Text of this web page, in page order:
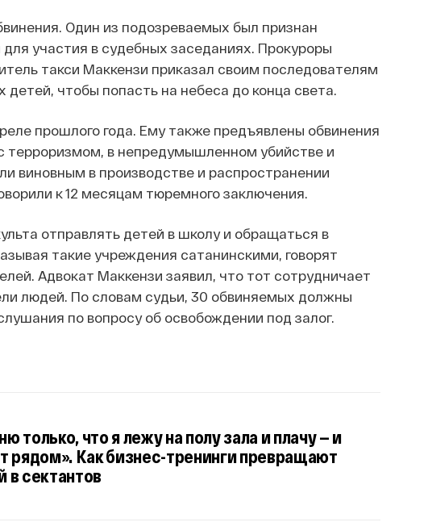
Один из подозреваемых был признан
участия в судебных заседаниях. Прокуроры
такси Маккензи приказал своим последователям
детей, чтобы попасть на небеса до конца света.
прошлого года. Ему также предъявлены обвинения
терроризмом, в непредумышленном убийстве и
виновным в производстве и распространении
к 12 месяцам тюремного заключения.
отправлять детей в школу и обращаться в
такие учреждения сатанинскими, говорят
Адвокат Маккензи заявил, что тот сотрудничает
людей. По словам судьи, 30 обвиняемых должны
по вопросу об освобождении под залог.
только, что я лежу на полу зала и плачу — и
рядом». Как бизнес-тренинги превращают
в сектантов